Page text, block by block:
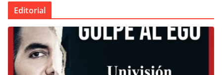
Editorial